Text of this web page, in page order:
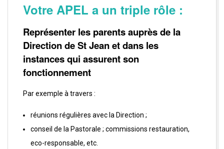
Votre APEL a un triple rôle :
Représenter les parents auprès de la
Direction de St Jean et dans les
instances qui assurent son
fonctionnement
Par exemple à travers :
réunions régulières avec la Direction ;
conseil de la Pastorale ; commissions restauration,
eco-responsable, etc.